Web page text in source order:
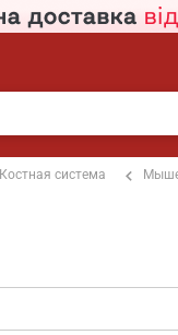
Костная система